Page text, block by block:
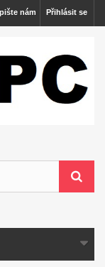
Přihlásit se
nám